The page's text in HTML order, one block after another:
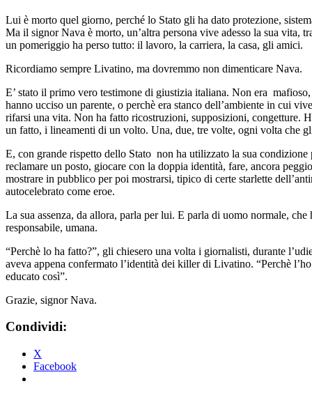
Lui è morto quel giorno, perché lo Stato gli ha dato protezione,
Ma il signor Nava è morto, un’altra persona vive adesso la sua vita,
un pomeriggio ha perso tutto: il lavoro, la carriera, la casa, gli amici.
Ricordiamo sempre Livatino, ma dovremmo non dimenticare Nava.
E’ stato il primo vero testimone di giustizia italiana. Non era
hanno ucciso un parente, o perchè era stanco dell’ambiente in cui
rifarsi una vita. Non ha fatto ricostruzioni, supposizioni, congetture.
un fatto, i lineamenti di un volto. Una, due, tre volte, ogni volta che
E, con grande rispetto dello Stato non ha utilizzato la sua condizione
reclamare un posto, giocare con la doppia identità, fare, ancora
mostrare in pubblico per poi mostrarsi, tipico di certe starlette
autocelebrato come eroe.
La sua assenza, da allora, parla per lui. E parla di uomo normale, che
responsabile, umana.
“Perchè lo ha fatto?”, gli chiesero una volta i giornalisti, durante
aveva appena confermato l’identità dei killer di Livatino. “Perchè
educato così”.
Grazie, signor Nava.
Condividi:
X
Facebook